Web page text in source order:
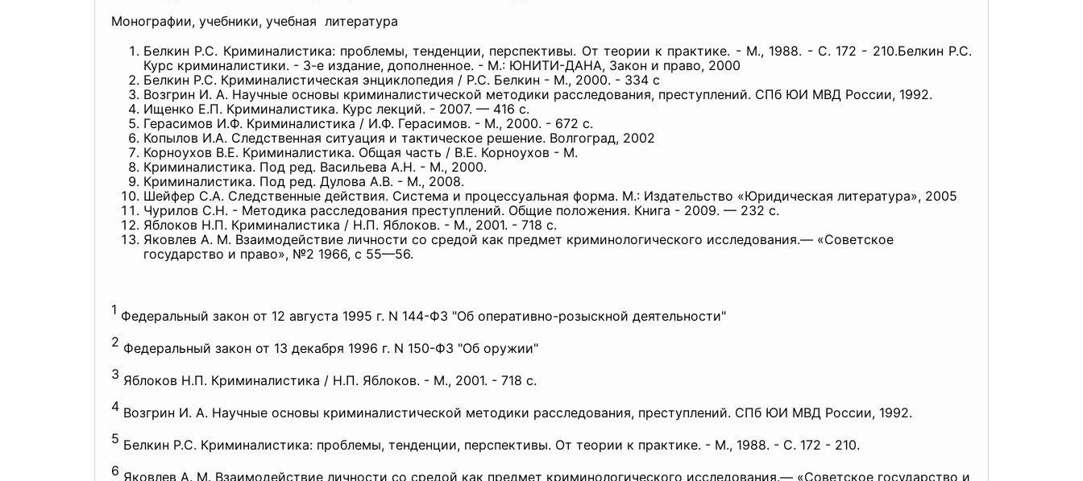
Монографии, учебники, учебная литература
Белкин Р.С. Криминалистика: проблемы, тенденции, перспективы. От теории к практике. - М., 1988. - С. 172 - 210.Белкин Р.С.
Курс криминалистики. - 3-е издание, дополненное. - М.: ЮНИТИ-ДАНА, Закон и право, 2000
Белкин Р.С. Криминалистическая энциклопедия / Р.С. Белкин - М., 2000. - 334 с
Возгрин И. А. Научные основы криминалистической методики расследования, преступлений. СПб ЮИ МВД России, 1992.
Ищенко Е.П. Криминалистика. Курс лекций. - 2007. — 416 с.
Герасимов И.Ф. Криминалистика / И.Ф. Герасимов. - М., 2000. - 672 с.
Копылов И.А. Следственная ситуация и тактическое решение. Волгоград, 2002
Корноухов В.Е. Криминалистика. Общая часть / В.Е. Корноухов - М.
Криминалистика. Под ред. Васильева А.Н. - М., 2000.
Криминалистика. Под ред. Дулова А.В. - М., 2008.
Шейфер С.А. Следственные действия. Система и процессуальная форма. М.: Издательство «Юридическая литература», 2005
Чурилов С.Н. - Методика расследования преступлений. Общие положения. Книга - 2009. — 232 с.
Яблоков Н.П. Криминалистика / Н.П. Яблоков. - М., 2001. - 718 с.
Яковлев А. М. Взаимодействие личности со средой как предмет криминологического исследования.— «Советское
государство и право», №2 1966, с 55—56.
1 Федеральный закон от 12 августа 1995 г. N 144-ФЗ "Об оперативно-розыскной деятельности"
2 Федеральный закон от 13 декабря 1996 г. N 150-ФЗ "Об оружии"
3 Яблоков Н.П. Криминалистика / Н.П. Яблоков. - М., 2001. - 718 с.
4 Возгрин И. А. Научные основы криминалистической методики расследования, преступлений. СПб ЮИ МВД России, 1992.
5 Белкин Р.С. Криминалистика: проблемы, тенденции, перспективы. От теории к практике. - М., 1988. - С. 172 - 210.
6 Яковлев А. М. Взаимодействие личности со средой как предмет криминологического исследования.— «Советское государство и